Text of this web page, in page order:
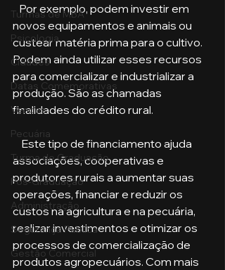
Turmas de MBA
Psicologia
Cidades
Datas Comemorativas
Vendas
Pecuária
Turma de Graduação
Pós-Graduação
Administração
Segurança Publica
Gestão Comercial
   Por exemplo, podem investir em
novos equipamentos e animais ou
custear matéria prima para o cultivo.
Podem ainda utilizar esses recursos
para comercializar e industrializar a
produção. São as chamadas
finalidades do crédito rural.
associações, cooperativas e
produtores rurais a aumentar suas
operações, financiar e reduzir os
custos na agricultura e na pecuária,
realizar investimentos e otimizar os
processos de comercialização de
produtos agropecuários. Com mais